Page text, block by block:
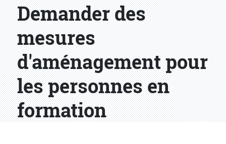
Demander des
mesures
d'aménagement pour
les personnes en
formation